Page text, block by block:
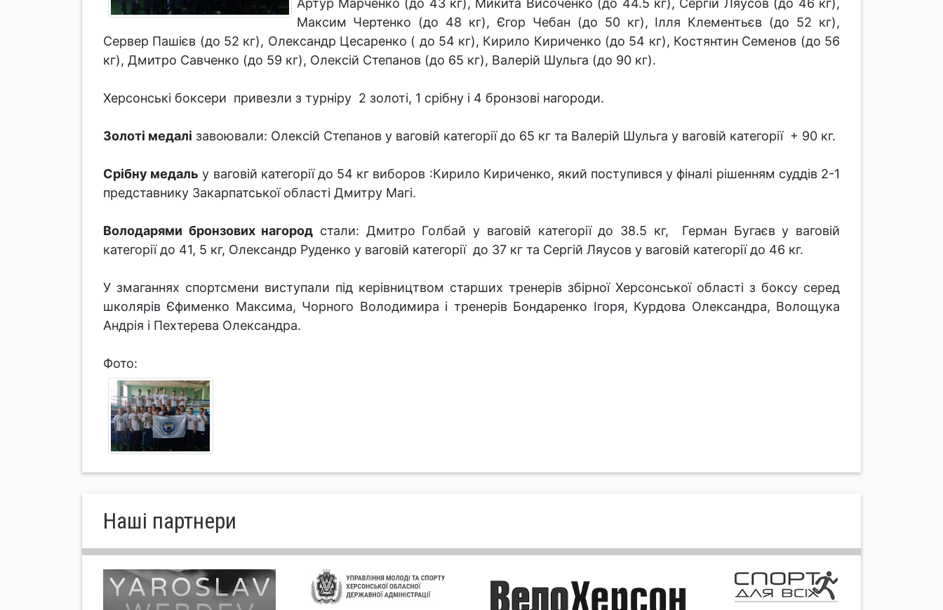
Артур Марченко (до 43 кг), Микита Височенко (до 44.5 кг), Сергій Ляусов (до 46 кг),
Максим Чертенко (до 48 кг), Єгор Чебан (до 50 кг), Ілля Клементьєв (до 52 кг),
Сервер Пашієв (до 52 кг), Олександр Цесаренко ( до 54 кг), Кирило Кириченко (до 54 кг), Костянтин Семенов (до 56
кг), Дмитро Савченко (до 59 кг), Олексій Степанов (до 65 кг), Валерій Шульга (до 90 кг).
Херсонські боксери привезли з турніру 2 золоті, 1 срібну і 4 бронзові нагороди.
Золоті медалі завоювали: Олексій Степанов у ваговій категорії до 65 кг та Валерій Шульга у ваговій категорії + 90 кг.
Срібну медаль у ваговій категорії до 54 кг виборов :Кирило Кириченко, який поступився у фіналі рішенням суддів 2-1
представнику Закарпатської області Дмитру Магі.
Володарями бронзових нагород стали: Дмитро Голбай у ваговій категорії до 38.5 кг, Герман Бугаєв у ваговій
категорії до 41, 5 кг, Олександр Руденко у ваговій категорії до 37 кг та Сергій Ляусов у ваговій категорії до 46 кг.
У змаганнях спортсмени виступали під керівництвом старших тренерів збірної Херсонської області з боксу серед
школярів Єфименко Максима, Чорного Володимира і тренерів Бондаренко Ігоря, Курдова Олександра, Волощука
Андрія і Пехтерева Олександра.
Фото:
Нашi партнери